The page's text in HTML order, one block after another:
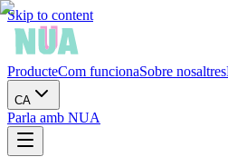
Skip to content
ProducteCom funcionaSobre nosaltres
CA
Parla amb NUA